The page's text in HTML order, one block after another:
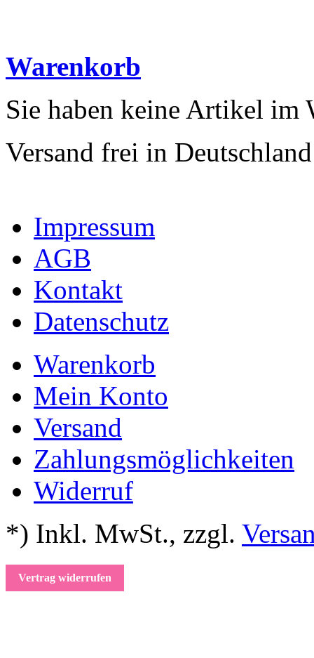
Warenkorb
Sie haben keine Artikel im
Versand frei in
Impressum
AGB
Kontakt
Datenschutz
Warenkorb
Mein Konto
Versand
Zahlungsmöglichkeiten
Widerruf
*) Inkl. MwSt., zzgl.
Vertrag widerrufen